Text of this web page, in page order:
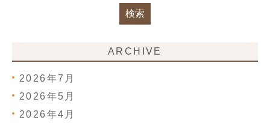
ARCHIVE
2026年7月
2026年5月
2026年4月